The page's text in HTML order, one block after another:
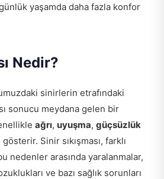
yaşamda daha fazla konfor
Nedir?
sinirlerin etrafındaki
sonucu meydana gelen bir
ağrı, uyuşma, güçsüzlük
Sinir sıkışması, farklı
nedenler arasında yaralanmalar,
ve bazı sağlık sorunları